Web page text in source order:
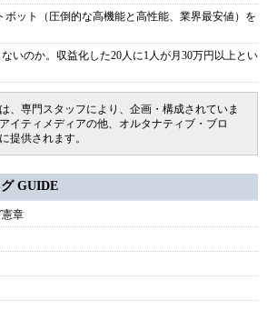
ボット（圧倒的な高機能と高性能、業界最安値）を
いのか。収益化した20人に1人が月30万円以上とい
、専門スタッフにより、企画・構成されていま
イティメディアの他、オルタナティブ・ブロ
提供されます。
GUIDE
章